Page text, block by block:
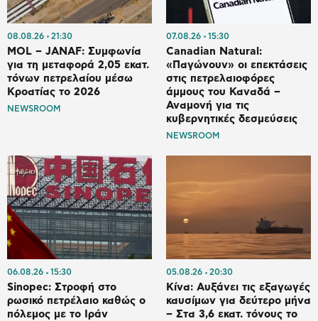
08.08.26 21:30
MOL – JANAF: Συμφωνία
για τη μεταφορά 2,05 εκατ.
τόνων πετρελαίου μέσω
Κροατίας το 2026
NEWSROOM
07.08.26 15:30
Canadian Natural:
«Παγώνουν» οι επεκτάσεις
στις πετρελαιοφόρες
άμμους του Καναδά –
Αναμονή για τις
κυβερνητικές δεσμεύσεις
NEWSROOM
06.08.26 15:30
Sinopec: Στροφή στο
ρωσικό πετρέλαιο καθώς ο
πόλεμος με το Ιράν
05.08.26 20:30
Κίνα: Αυξάνει τις εξαγωγές
καυσίμων για δεύτερο μήνα
– Στα 3,6 εκατ. τόνους το